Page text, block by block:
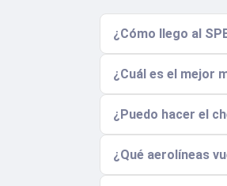
¿Cómo llego al
¿Cuál es el mejor
¿Puedo hacer el
¿Qué aerolíneas